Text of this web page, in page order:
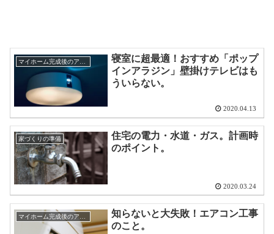
寝室に超最適！おすすめ「ポップ
インアラジン」壁掛けテレビはも
ういらない。
2020.04.13
家づくりの準備
住宅の電力・水道・ガス。計画時
のポイント。
2020.03.24
知らないと大失敗！エアコン工事
のこと。